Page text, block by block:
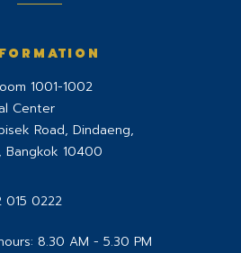
1001-1002
Center
Road, Dindaeng,
Bangkok 10400
015 0222
8.30 AM - 5.30 PM